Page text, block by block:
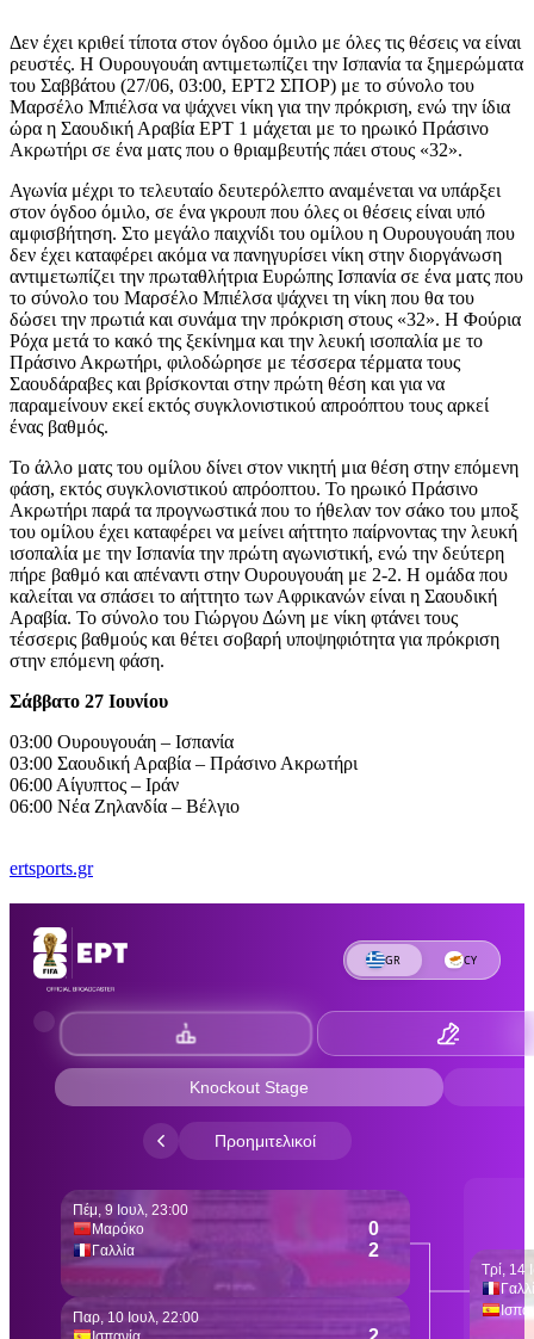
Δεν έχει κριθεί τίποτα στον όγδοο όμιλο με όλες τις θέσεις να είναι
ρευστές. Η Ουρουγουάη αντιμετωπίζει την Ισπανία τα ξημερώματα
του Σαββάτου (27/06, 03:00, ΕΡΤ2 ΣΠΟΡ) με το σύνολο του
Μαρσέλο Μπιέλσα να ψάχνει νίκη για την πρόκριση, ενώ την ίδια
ώρα η Σαουδική Αραβία ΕΡΤ 1 μάχεται με το ηρωικό Πράσινο
Ακρωτήρι σε ένα ματς που ο θριαμβευτής πάει στους «32».
Αγωνία μέχρι το τελευταίο δευτερόλεπτο αναμένεται να υπάρξει
στον όγδοο όμιλο, σε ένα γκρουπ που όλες οι θέσεις είναι υπό
αμφισβήτηση. Στο μεγάλο παιχνίδι του ομίλου η Ουρουγουάη που
δεν έχει καταφέρει ακόμα να πανηγυρίσει νίκη στην διοργάνωση
αντιμετωπίζει την πρωταθλήτρια Ευρώπης Ισπανία σε ένα ματς που
το σύνολο του Μαρσέλο Μπιέλσα ψάχνει τη νίκη που θα του
δώσει την πρωτιά και συνάμα την πρόκριση στους «32». Η Φούρια
Ρόχα μετά το κακό της ξεκίνημα και την λευκή ισοπαλία με το
Πράσινο Ακρωτήρι, φιλοδώρησε με τέσσερα τέρματα τους
Σαουδάραβες και βρίσκονται στην πρώτη θέση και για να
παραμείνουν εκεί εκτός συγκλονιστικού απροόπτου τους αρκεί
ένας βαθμός.
Το άλλο ματς του ομίλου δίνει στον νικητή μια θέση στην επόμενη
φάση, εκτός συγκλονιστικού απρόοπτου. Το ηρωικό Πράσινο
Ακρωτήρι παρά τα προγνωστικά που το ήθελαν τον σάκο του μποξ
του ομίλου έχει καταφέρει να μείνει αήττητο παίρνοντας την λευκή
ισοπαλία με την Ισπανία την πρώτη αγωνιστική, ενώ την δεύτερη
πήρε βαθμό και απέναντι στην Ουρουγουάη με 2-2. Η ομάδα που
καλείται να σπάσει το αήττητο των Αφρικανών είναι η Σαουδική
Αραβία. Το σύνολο του Γιώργου Δώνη με νίκη φτάνει τους
τέσσερις βαθμούς και θέτει σοβαρή υποψηφιότητα για πρόκριση
στην επόμενη φάση.
Σάββατο 27 Ιουνίου
03:00 Ουρουγουάη – Ισπανία
03:00 Σαουδική Αραβία – Πράσινο Ακρωτήρι
06:00 Αίγυπτος – Ιράν
06:00 Νέα Ζηλανδία – Βέλγιο
ertsports.gr